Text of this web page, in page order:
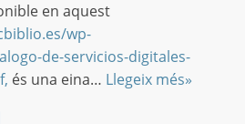
en aquest
wp-
de-servicios-digitales-
és una eina… Llegeix més»